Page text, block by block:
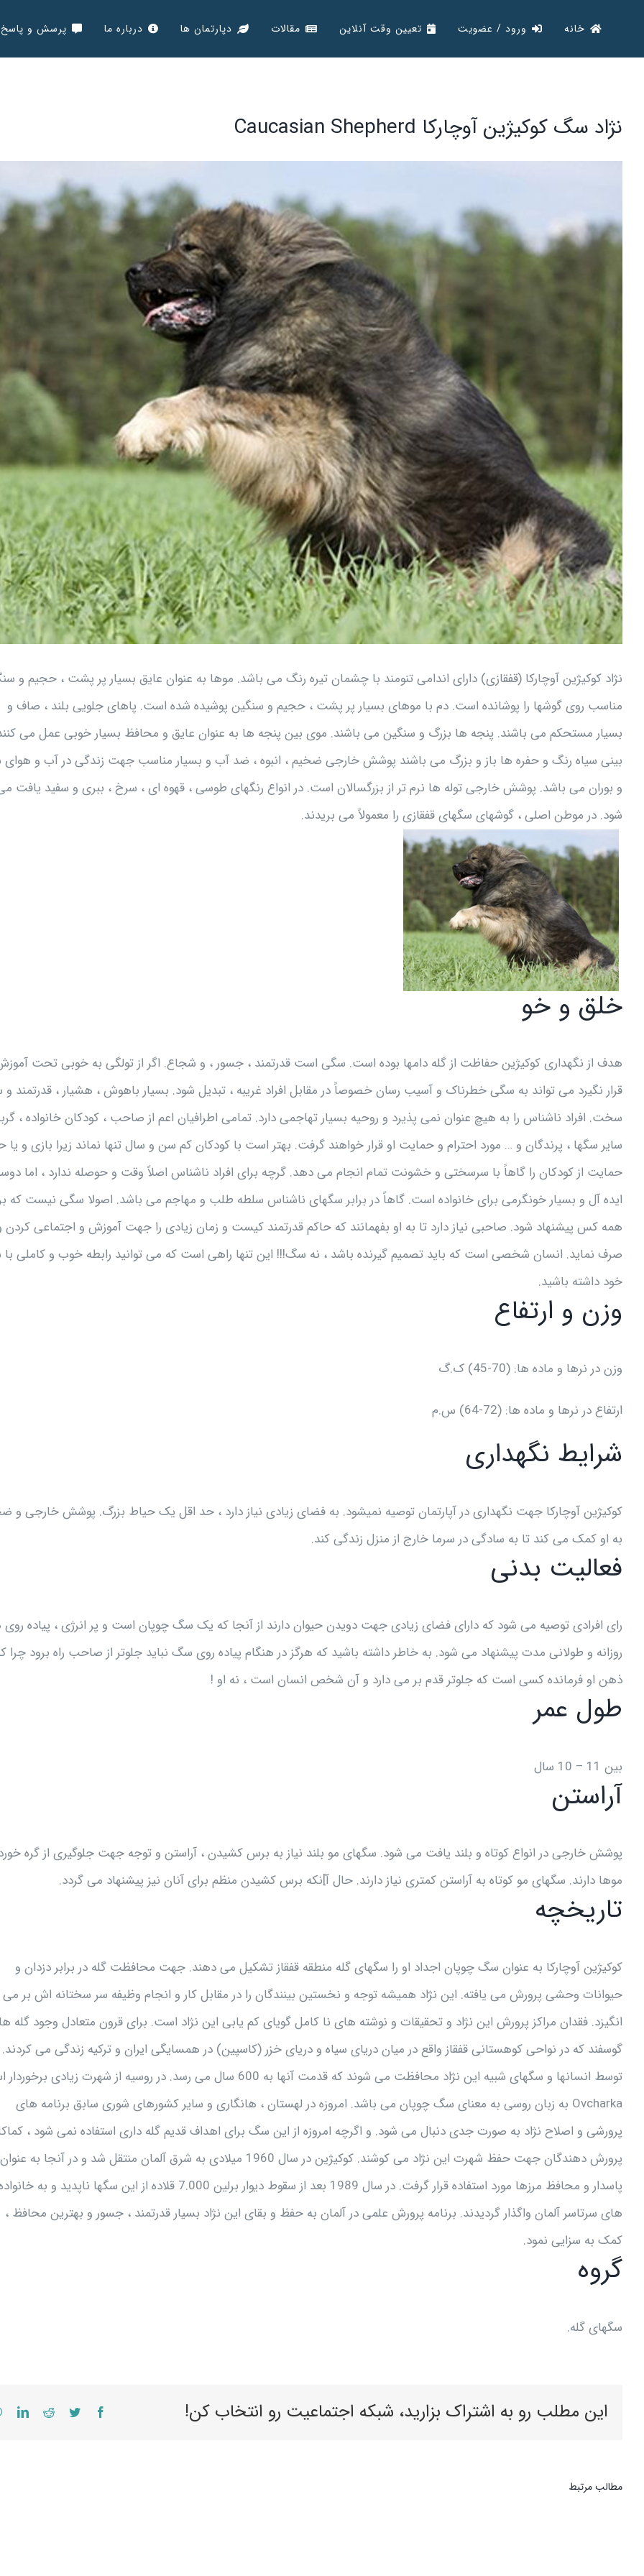
خانه ورود / عضویت تعیین وقت آنلاین مقالات دپارتمان ها درباره ما پرسش و پاسخ
نژاد سگ کوکیژین آوچارکا Caucasian Shepherd
Image
نژاد کوکیژین آوچارکا (قفقازی) دارای اندامی تنومند با چشمان تیره رنگ می باشد. موها به عنوان عایق بسیار پر پشت ، حجیم و
مناسب روی گوشها را پوشانده است. دم با موهای بسیار پر پشت ، حجیم و سنگین پوشیده شده است. پاهای جلویی بلند ، صاف و
بسیار مستحکم می باشند. پنجه ها بزرگ و سنگین می باشند. موی بین پنجه ها به عنوان عایق و محافظ بسیار خوبی عمل می
بینی سیاه رنگ و حفره ها باز و بزرگ می باشند پوشش خارجی ضخیم ، انبوه ، ضد آب و بسیار مناسب جهت زندگی در آب و هوای
و بوران می باشد. پوشش خارجی توله ها نرم تر از بزرگسالان است. در انواع رنگهای طوسی ، قهوه ای ، سرخ ، ببری و سفید یافت
شود. در موطن اصلی ، گوشهای سگهای قفقازی را معمولاً می بریدند.
خلق و خو
هدف از نگهداری کوکیژین حفاظت از گله دامها بوده است. سگی است قدرتمند ، جسور ، و شجاع. اگر از تولگی به خوبی تحت
قرار نگیرد می تواند به سگی خطرناک و آسیب رسان خصوصاً در مقابل افراد غریبه ، تبدیل شود. بسیار باهوش ، هشیار ، قدرتمند و
سخت. افراد ناشناس را به هیچ عنوان نمی پذیرد و روحیه بسیار تهاجمی دارد. تمامی اطرافیان اعم از صاحب ، کودکان خانواده ،
سایر سگها ، پرندگان و … مورد احترام و حمایت او قرار خواهند گرفت. بهتر است با کودکان کم سن و سال تنها نماند زیرا بازی و یا
حمایت از کودکان را گاهاً با سرسختی و خشونت تمام انجام می دهد. گرچه برای افراد ناشناس اصلاً وقت و حوصله ندارد ، اما
ایده آل و بسیار خونگرمی برای خانواده است. گاهاً در برابر سگهای ناشناس سلطه طلب و مهاجم می باشد. اصولا سگی نیست که
همه کس پیشنهاد شود. صاحبی نیاز دارد تا به او بفهمانند که حاکم قدرتمند کیست و زمان زیادی را جهت آموزش و اجتماعی
صرف نماید. انسان شخصی است که باید تصمیم گیرنده باشد ، نه سگ!!! این تنها راهی است که می توانید رابطه خوب و کاملی
خود داشته باشید.
وزن و ارتفاع
وزن در نرها و ماده ها: (70-45) ک.گ
ارتفاع در نرها و ماده ها: (72-64) س.م
شرایط نگهداری
کوکیژین آوچارکا جهت نگهداری در آپارتمان توصیه نمیشود. به فضای زیادی نیاز دارد ، حد اقل یک حیاط بزرگ. پوشش خارجی و
به او کمک می کند تا به سادگی در سرما خارج از منزل زندگی کند.
فعالیت بدنی
رای افرادی توصیه می شود که دارای فضای زیادی جهت دویدن حیوان دارند از آنجا که یک سگ چوپان است و پر انرژی ، پیاده
روزانه و طولانی مدت پیشنهاد می شود. به خاطر داشته باشید که هرگز در هنگام پیاده روی سگ نباید جلوتر از صاحب راه برود چرا
ذهن او فرمانده کسی است که جلوتر قدم بر می دارد و آن شخص انسان است ، نه او !
طول عمر
بین 11 – 10 سال
آراستن
پوشش خارجی در انواع کوتاه و بلند یافت می شود. سگهای مو بلند نیاز به برس کشیدن ، آراستن و توجه جهت جلوگیری از گره
موها دارند. سگهای مو کوتاه به آراستن کمتری نیاز دارند. حال آ]نکه برس کشیدن منظم برای آنان نیز پیشنهاد می گردد.
تاریخچه
کوکیژین آوچارکا به عنوان سگ چوپان اجداد او را سگهای گله منطقه قفقاز تشکیل می دهند. جهت محافظت گله در برابر دزدان و
حیوانات وحشی پرورش می یافته. این نژاد همیشه توجه و نخستین بینندگان را در مقابل کار و انجام وظیفه سر سختانه اش بر می
انگیزد. فقدان مراکز پرورش این نژاد و تحقیقات و نوشته های نا کامل گویای کم یابی این نژاد است. برای قرون متعادل وجود گله
گوسفند که در نواحی کوهستانی قفقاز واقع در میان دریای سیاه و دریای خزر (کاسپین) در همسایگی ایران و ترکیه زندگی می کردند.
توسط انسانها و سگهای شبیه این نژاد محافظت می شوند که قدمت آنها به 600 سال می رسد. در روسیه از شهرت زیادی
Ovcharka به زبان روسی به معنای سگ چوپان می باشد. امروزه در لهستان ، هانگاری و سایر کشورهای شوری سابق برنامه های
پرورشی و اصلاح نژاد به صورت جدی دنبال می شود. و اگرچه امروزه از این سگ برای اهداف قدیم گله داری استفاده نمی شود ،
پرورش دهندگان جهت حفظ شهرت این نژاد می کوشند. کوکیژین در سال 1960 میلادی به شرق آلمان منتقل شد و در آنجا به عنوان
پاسدار و محافظ مرزها مورد استفاده قرار گرفت. در سال 1989 بعد از سقوط دیوار برلین 7.000 قلاده از این سگها ناپدید و به
های سرتاسر آلمان واگذار گردیدند. برنامه پرورش علمی در آلمان به حفظ و بقای این نژاد بسیار قدرتمند ، جسور و بهترین محافظ ،
کمک به سزایی نمود.
گروه
سگهای گله.
این مطلب رو به اشتراک بزارید، شبکه اجتماعیت رو انتخاب کن! Facebook
Twitter
Reddit
مطالب مرتبط